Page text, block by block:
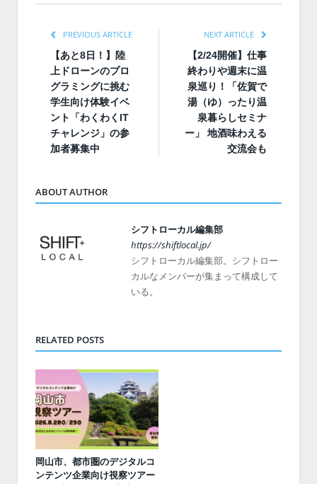
PREVIOUS ARTICLE
【あと8日！】陸
上ドローンのプロ
グラミングに挑む
学生向け体験イベ
ント「わくわくIT
チャレンジ」の参
加者募集中
NEXT ARTICLE
【2/24開催】仕事
終わりや週末に温
泉巡り！「佐賀で
湯（ゆ）ったり温
泉暮らしセミナ
ー」 地酒味わえる
交流会も
ABOUT AUTHOR
シフトローカル編集部
https://shiftlocal.jp/
シフトローカル編集部。シフトロー
カルなメンバーが集まって構成して
いる。
RELATED POSTS
岡山市、都市圏のデジタルコ
ンテンツ企業向け視察ツアー